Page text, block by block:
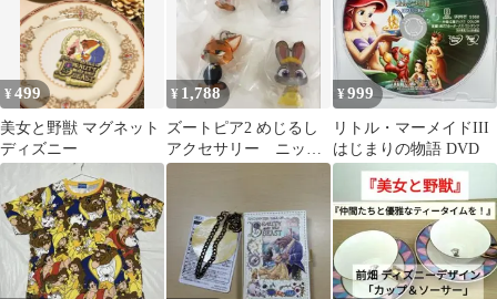
¥499
美女と野獣 マグネット
ディズニー
¥ 1,788
ズートピア2 めじるし
アクセサリー ニッ
ク ジュディ
¥999
リトル・マーメイドIII
はじまりの物語 DVD